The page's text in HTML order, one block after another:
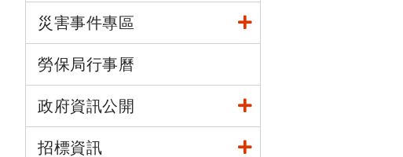
災害事件專區
勞保局行事曆
政府資訊公開
招標資訊